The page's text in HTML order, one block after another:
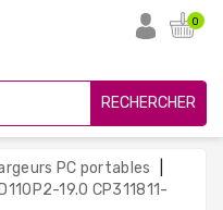
0
RECHERCHER
PC portables
19.0 CP311811-